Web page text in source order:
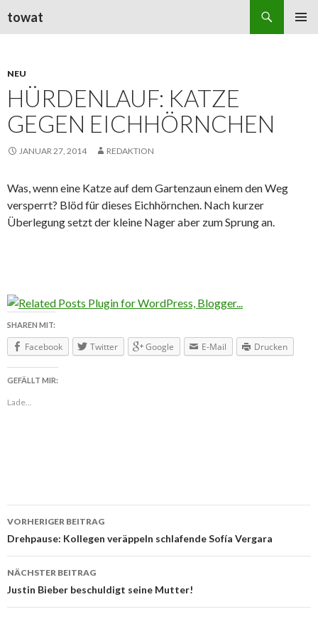
towat
NEU
HÜRDENLAUF: KATZE
GEGEN EICHHÖRNCHEN
JANUAR 27, 2014 REDAKTION
Was, wenn eine Katze auf dem Gartenzaun einem den Weg
versperrt? Blöd für dieses Eichhörnchen. Nach kurzer
Überlegung setzt der kleine Nager aber zum Sprung an.
SHAREN MIT:
Facebook Twitter Google E-Mail Drucken
GEFÄLLT MIR:
Lade...
Beitragsnavigation
VORHERIGER BEITRAG
Drehpause: Kollegen veräppeln schlafende Sofía Vergara
NÄCHSTER BEITRAG
Justin Bieber beschuldigt seine Mutter!